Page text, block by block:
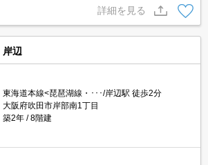
詳細を見る
辺
東海道本線<琵琶湖線・･･･/岸辺駅 徒歩2分
大阪府吹田市岸部南1丁目
築2年
8階建